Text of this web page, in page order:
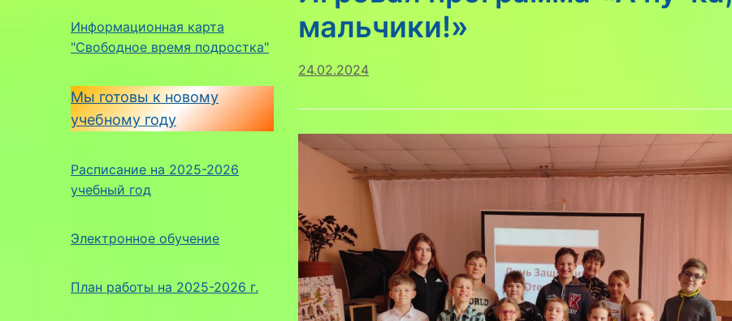
Информационная карта
"Свободное время подростка"
Мы готовы к новому
учебному году
Расписание на 2025-2026
учебный год
Электронное обучение
План работы на 2025-2026 г.
мальчики!»
24.02.2024